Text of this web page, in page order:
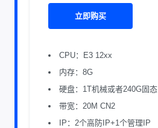
立即购买
CPU：E3 12xx
内存：8G
硬盘：1T机械或者240G固态
带宽：20M CN2
IP：2个高防IP+1个管理IP